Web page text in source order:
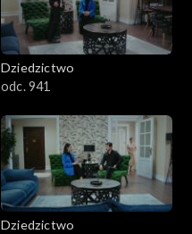
Dziedzictwo
odc. 941
Dziedzictwo